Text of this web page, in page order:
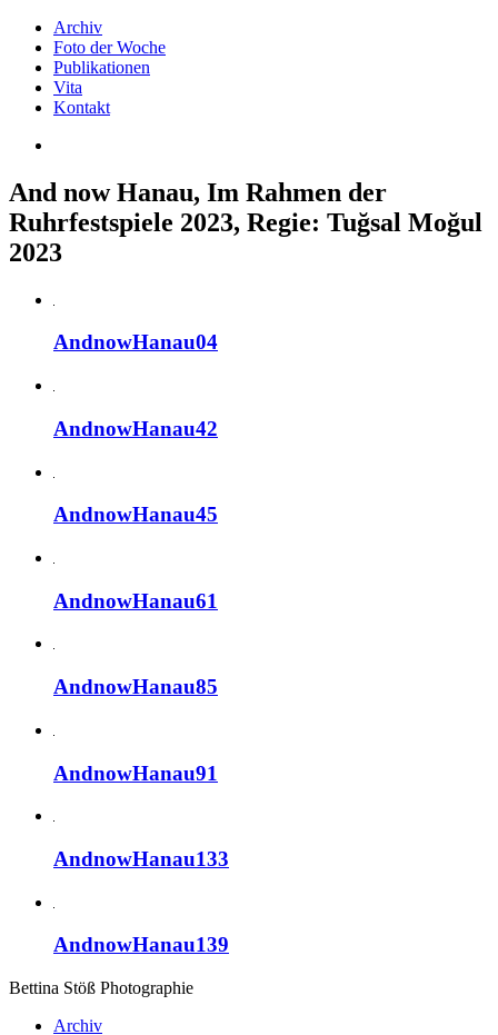
Archiv
Foto der Woche
Publikationen
Vita
Kontakt
And now Hanau, Im Rahmen der
Ruhrfestspiele 2023, Regie: Tuğsal Moğul
2023
AndnowHanau04
AndnowHanau42
AndnowHanau45
AndnowHanau61
AndnowHanau85
AndnowHanau91
AndnowHanau133
AndnowHanau139
Bettina Stöß Photographie
Archiv